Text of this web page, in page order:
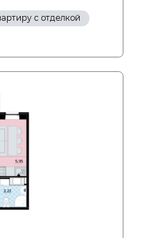
с отделкой